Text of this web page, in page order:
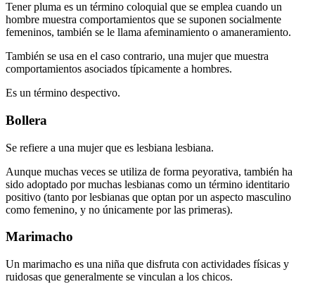
Tener pluma es un término coloquial que se emplea cuando un
hombre muestra comportamientos que se suponen socialmente
femeninos, también se le llama afeminamiento o amaneramiento.
También se usa en el caso contrario, una mujer que muestra
comportamientos asociados típicamente a hombres.
Es un término despectivo.
Bollera
Se refiere a una mujer que es lesbiana lesbiana.
Aunque muchas veces se utiliza de forma peyorativa, también ha
sido adoptado por muchas lesbianas como un término identitario
positivo (tanto por lesbianas que optan por un aspecto masculino
como femenino, y no únicamente por las primeras).
Marimacho
Un marimacho es una niña que disfruta con actividades físicas y
ruidosas que generalmente se vinculan a los chicos.